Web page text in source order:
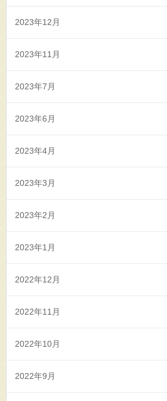
2023年12月
2023年11月
2023年7月
2023年6月
2023年4月
2023年3月
2023年2月
2023年1月
2022年12月
2022年11月
2022年10月
2022年9月